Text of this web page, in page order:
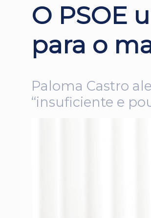
O PSOE
para o
Paloma Castro
“insuficiente e